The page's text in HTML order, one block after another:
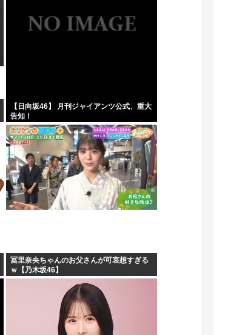
【日向坂46】 月刊ジャイアンツ公式、重大
告知！
冨里奈央ちゃんのお父さんが可哀想すぎる
ｗ【乃木坂46】